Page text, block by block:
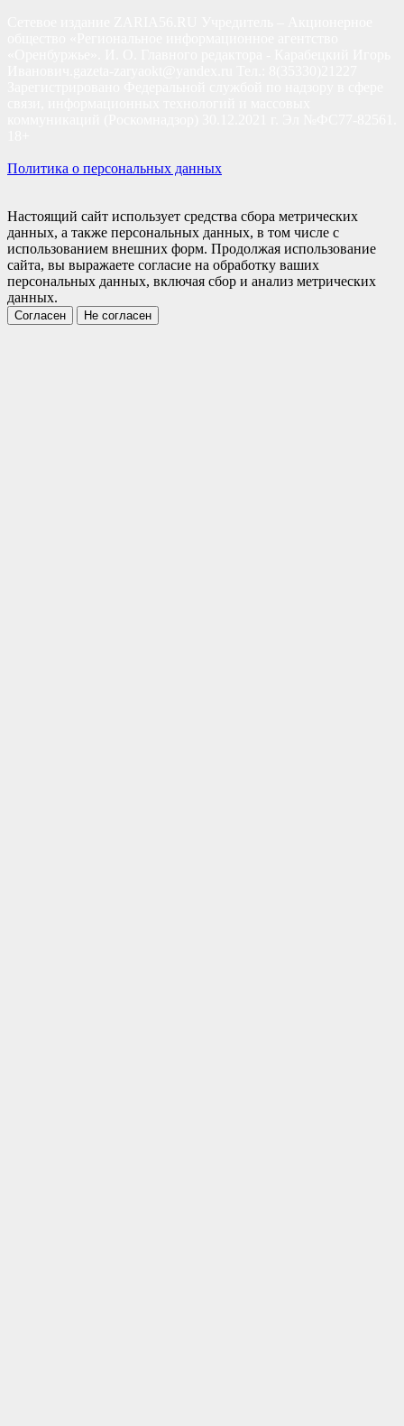
Политика о персональных данных
Настоящий сайт использует средства сбора метрических
данных, а также персональных данных, в том числе с
использованием внешних форм. Продолжая использование
сайта, вы выражаете согласие на обработку ваших
персональных данных, включая сбор и анализ метрических
данных.
Согласен Не согласен